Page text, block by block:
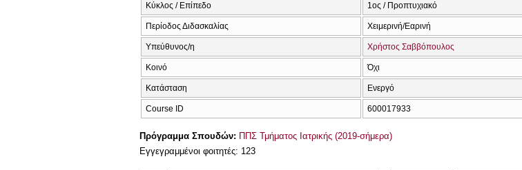
Κύκλος / Επίπεδο 1ος / Προπτυχιακό
Περίοδος Διδασκαλίας Χειμερινή/Εαρινή
Υπεύθυνος/η Χρήστος Σαββόπουλος
Κοινό Όχι
Κατάσταση Ενεργό
Course ID 600017933
Πρόγραμμα Σπουδών: ΠΠΣ Τμήματος Ιατρικής (2019-σήμερα)
Εγγεγραμμένοι φοιτητές: 123